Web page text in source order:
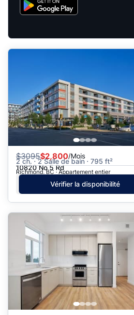
$3095$2,800/Mois
2 ch. · 2 Salle de bain · 795 ft²
10820 No 5 Rd
Richmond, BC · Appartement entier
Vérifier la disponibilité